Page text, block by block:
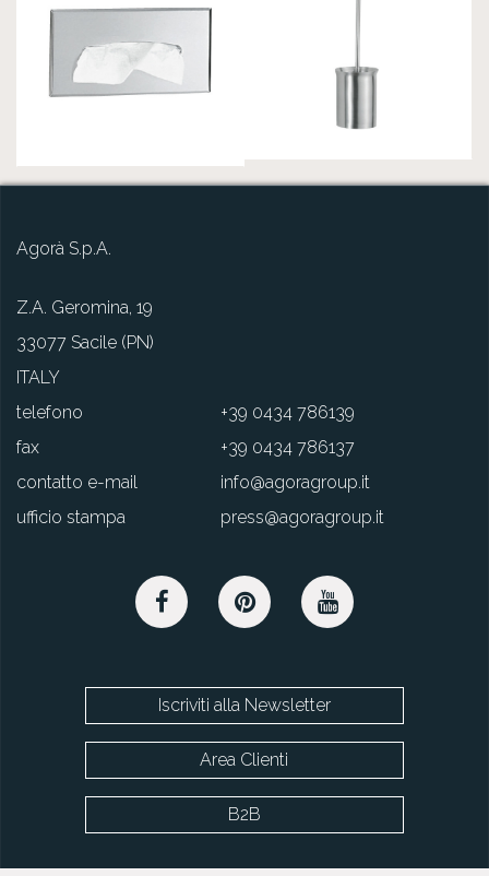
Agorà S.p.A.
Z.A. Geromina, 19
33077 Sacile (PN)
ITALY
telefono
fax
contatto e-mail
ufficio stampa
+39 0434 786139
+39 0434 786137
info@agoragroup.it
press@agoragroup.it
Iscriviti alla Newsletter
Area Clienti
B2B